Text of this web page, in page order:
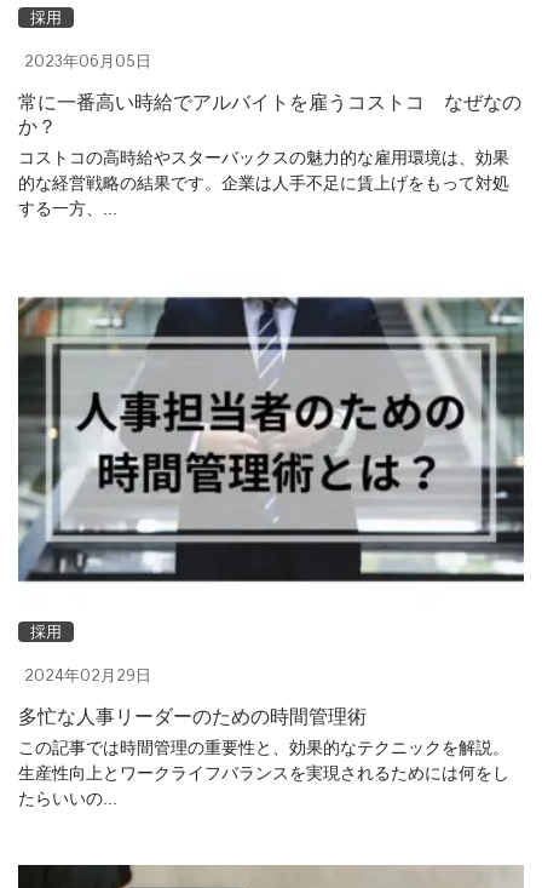
採用
2023年06月05日
常に一番高い時給でアルバイトを雇うコストコ なぜなの
か？
コストコの高時給やスターバックスの魅力的な雇用環境は、効果
的な経営戦略の結果です。企業は人手不足に賃上げをもって対処
する一方、...
採用
2024年02月29日
多忙な人事リーダーのための時間管理術
この記事では時間管理の重要性と、効果的なテクニックを解説。
生産性向上とワークライフバランスを実現されるためには何をし
たらいいの...